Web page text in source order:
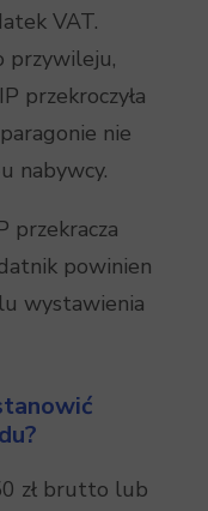
VAT.
przywileju,
przekroczyła
nie
nabywcy.
przekracza
powinien
wystawienia
zł brutto lub